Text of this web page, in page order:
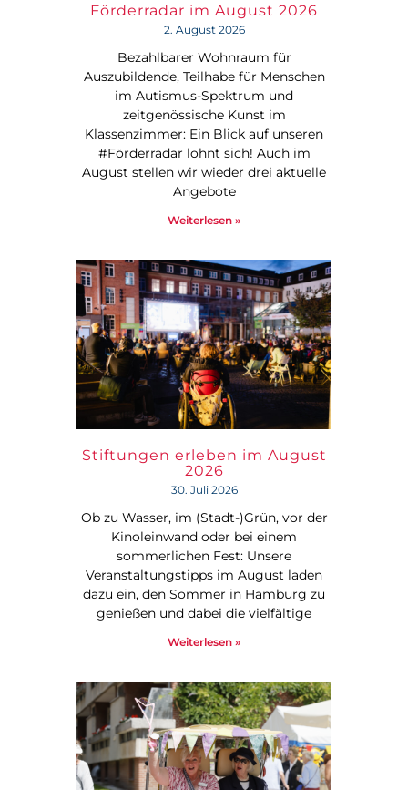
Förderradar im August 2026
2. August 2026
Bezahlbarer Wohnraum für
Auszubildende, Teilhabe für Menschen
im Autismus-Spektrum und
zeitgenössische Kunst im
Klassenzimmer: Ein Blick auf unseren
#Förderradar lohnt sich! Auch im
August stellen wir wieder drei aktuelle
Angebote
Weiterlesen »
Stiftungen erleben im August
2026
30. Juli 2026
Ob zu Wasser, im (Stadt-)Grün, vor der
Kinoleinwand oder bei einem
sommerlichen Fest: Unsere
Veranstaltungstipps im August laden
dazu ein, den Sommer in Hamburg zu
genießen und dabei die vielfältige
Weiterlesen »